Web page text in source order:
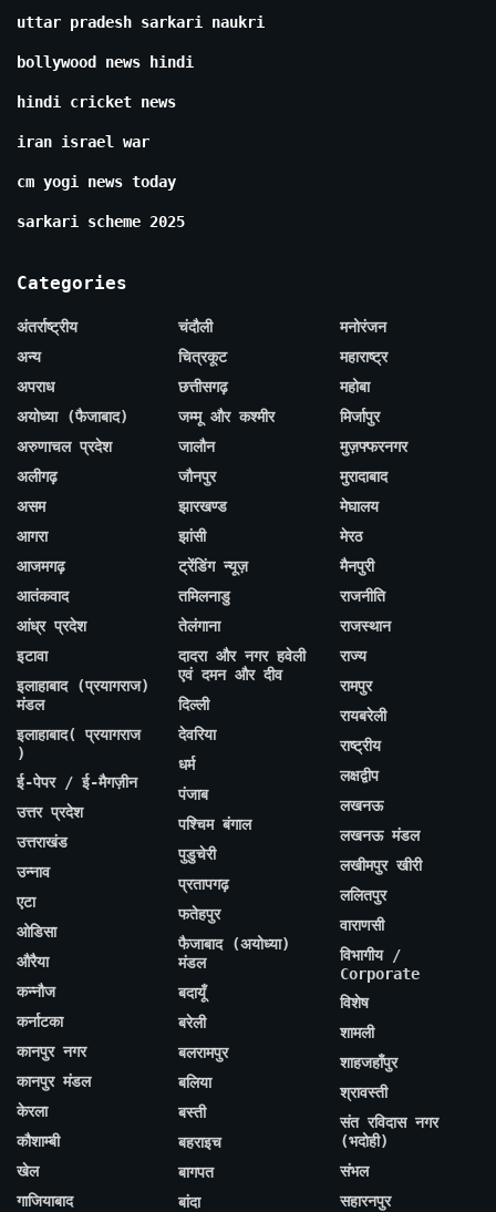
uttar pradesh sarkari naukri
bollywood news hindi
hindi cricket news
iran israel war
cm yogi news today
sarkari scheme 2025
Categories
अंतर्राष्ट्रीय
अन्य
अपराध
अयोध्या (फैजाबाद)
अरुणाचल प्रदेश
अलीगढ़
असम
आगरा
आजमगढ़
आतंकवाद
आंध्र प्रदेश
इटावा
इलाहाबाद (प्रयागराज)
मंडल
इलाहाबाद( प्रयागराज
)
ई-पेपर / ई-मैगज़ीन
उत्तर प्रदेश
उत्तराखंड
उन्नाव
एटा
ओडिसा
औरैया
कन्नौज
कर्नाटका
कानपुर नगर
कानपुर मंडल
केरला
कौशाम्बी
खेल
गाजियाबाद
चंदौली
चित्रकूट
छत्तीसगढ़
जम्मू और कश्मीर
जालौन
जौनपुर
झारखण्ड
झांसी
ट्रेंडिंग न्यूज़
तमिलनाडु
तेलंगाना
दादरा और नगर हवेली
एवं दमन और दीव
दिल्ली
देवरिया
धर्म
पंजाब
पश्चिम बंगाल
पुडुचेरी
प्रतापगढ़
फतेहपुर
फैजाबाद (अयोध्या)
मंडल
बदायूँ
बरेली
बलरामपुर
बलिया
बस्ती
बहराइच
बागपत
बांदा
मनोरंजन
महाराष्ट्र
महोबा
मिर्जापुर
मुज़फ्फरनगर
मुरादाबाद
मेघालय
मेरठ
मैनपुरी
राजनीति
राजस्थान
राज्य
रामपुर
रायबरेली
राष्ट्रीय
लक्षद्वीप
लखनऊ
लखनऊ मंडल
लखीमपुर खीरी
ललितपुर
वाराणसी
विभागीय /
Corporate
विशेष
शामली
शाहजहाँपुर
श्रावस्ती
संत रविदास नगर
(भदोही)
संभल
सहारनपुर